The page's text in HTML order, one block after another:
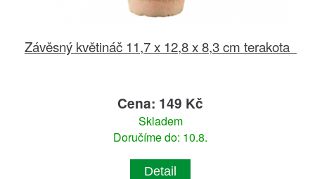
Závěsný květináč 11,7 x 12,8 x 8,3 cm terakota
Cena: 149 Kč
Skladem
Doručíme do: 10.8.
Detail